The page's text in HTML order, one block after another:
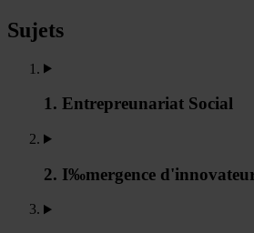
Sujets
1. Entrepreunariat Social
2. I‰mergence